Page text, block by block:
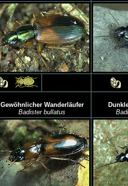
Gewöhnlicher Wanderläufer
Badister bullatus